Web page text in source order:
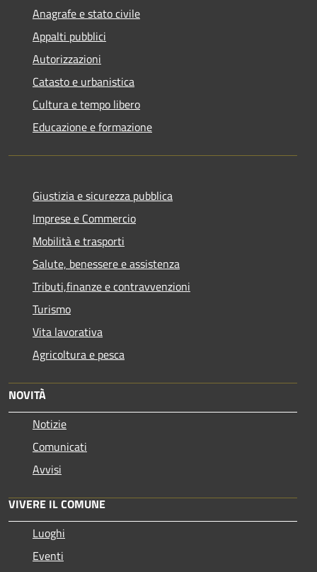
Anagrafe e stato civile
Appalti pubblici
Autorizzazioni
Catasto e urbanistica
Cultura e tempo libero
Educazione e formazione
Giustizia e sicurezza pubblica
Imprese e Commercio
Mobilità e trasporti
Salute, benessere e assistenza
Tributi,finanze e contravvenzioni
Turismo
Vita lavorativa
Agricoltura e pesca
NOVITÀ
Notizie
Comunicati
Avvisi
VIVERE IL COMUNE
Luoghi
Eventi